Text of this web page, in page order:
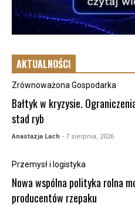
AKTUALNOŚCI
Zrównoważona Gospodarka
Bałtyk w kryzysie.
stad ryb
Anastazja Lach - 7 sierpnia, 2026
Przemysł i logistyka
Nowa wspólna polityka rolna
producentów rzepaku